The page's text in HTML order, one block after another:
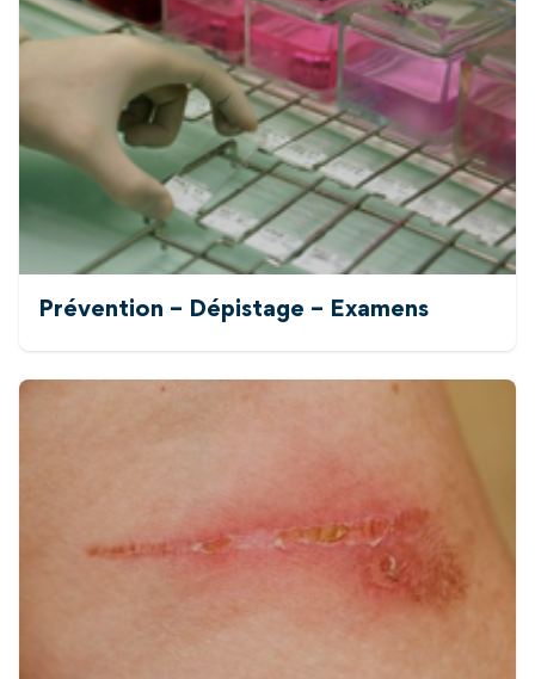
Prévention – Dépistage – Examens